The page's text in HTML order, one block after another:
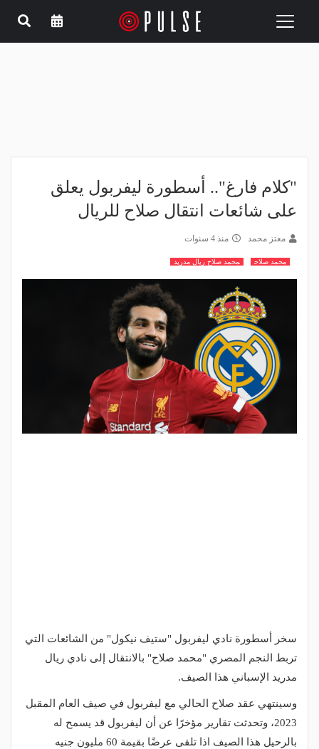
Toggle
"كلام فارغ".. أسطورة ليفربول يعلق
على شائعات انتقال صلاح للريال
معتز محمد منذ 4 سنوات
محمد صلاح محمد صلاح ريال مدريد
سخر أسطورة نادي ليفربول "ستيف نيكول" من الشائعات التي
تربط النجم المصري "محمد صلاح" بالانتقال إلى نادي ريال
مدريد الإسباني هذا الصيف.
وسينتهي عقد صلاح الحالي مع ليفربول في صيف العام المقبل
2023، وتحدثت تقارير مؤخرًا عن أن ليفربول قد يسمح له
بالرحيل هذا الصيف اذا تلقى عرضًا بقيمة 60 مليون جنيه